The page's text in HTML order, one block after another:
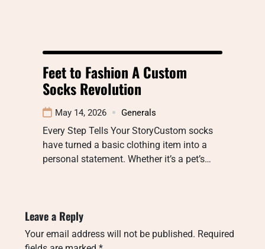
Feet to Fashion A Custom
Socks Revolution
May 14, 2026 Generals
Every Step Tells Your StoryCustom socks
have turned a basic clothing item into a
personal statement. Whether it’s a pet’s…
Leave a Reply
Your email address will not be published. Required